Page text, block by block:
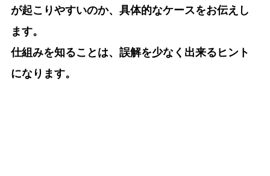
が起こりやすいのか、具体的なケースをお伝えし
ます。
仕組みを知ることは、誤解を少なく出来るヒント
になります。